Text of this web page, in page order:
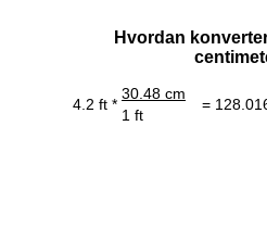
Hvordan
4.2 ft *
30.48 cm
=
1 ft